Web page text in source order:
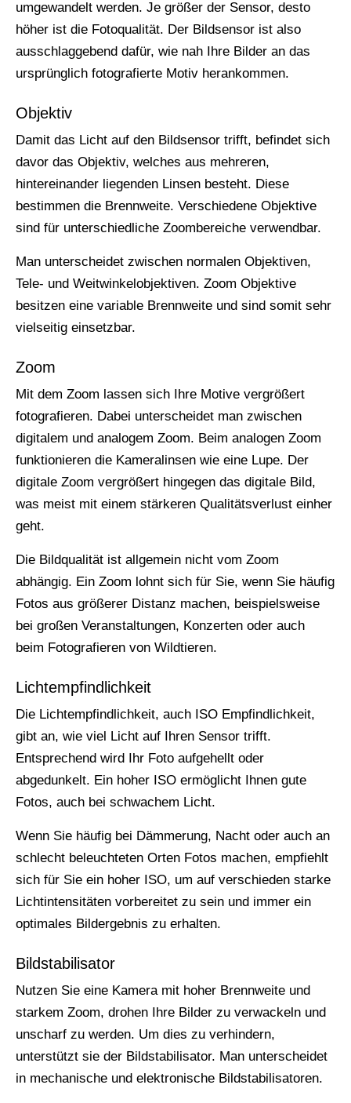
umgewandelt werden. Je größer der Sensor, desto
höher ist die Fotoqualität. Der Bildsensor ist also
ausschlaggebend dafür, wie nah Ihre Bilder an das
ursprünglich fotografierte Motiv herankommen.
Objektiv
Damit das Licht auf den Bildsensor trifft, befindet sich
davor das Objektiv, welches aus mehreren,
hintereinander liegenden Linsen besteht. Diese
bestimmen die Brennweite. Verschiedene Objektive
sind für unterschiedliche Zoombereiche verwendbar.
Man unterscheidet zwischen normalen Objektiven,
Tele- und Weitwinkelobjektiven. Zoom Objektive
besitzen eine variable Brennweite und sind somit sehr
vielseitig einsetzbar.
Zoom
Mit dem Zoom lassen sich Ihre Motive vergrößert
fotografieren. Dabei unterscheidet man zwischen
digitalem und analogem Zoom. Beim analogen Zoom
funktionieren die Kameralinsen wie eine Lupe. Der
digitale Zoom vergrößert hingegen das digitale Bild,
was meist mit einem stärkeren Qualitätsverlust einher
geht.
Die Bildqualität ist allgemein nicht vom Zoom
abhängig. Ein Zoom lohnt sich für Sie, wenn Sie häufig
Fotos aus größerer Distanz machen, beispielsweise
bei großen Veranstaltungen, Konzerten oder auch
beim Fotografieren von Wildtieren.
Lichtempfindlichkeit
Die Lichtempfindlichkeit, auch ISO Empfindlichkeit,
gibt an, wie viel Licht auf Ihren Sensor trifft.
Entsprechend wird Ihr Foto aufgehellt oder
abgedunkelt. Ein hoher ISO ermöglicht Ihnen gute
Fotos, auch bei schwachem Licht.
Wenn Sie häufig bei Dämmerung, Nacht oder auch an
schlecht beleuchteten Orten Fotos machen, empfiehlt
sich für Sie ein hoher ISO, um auf verschieden starke
Lichtintensitäten vorbereitet zu sein und immer ein
optimales Bildergebnis zu erhalten.
Bildstabilisator
Nutzen Sie eine Kamera mit hoher Brennweite und
starkem Zoom, drohen Ihre Bilder zu verwackeln und
unscharf zu werden. Um dies zu verhindern,
unterstützt sie der Bildstabilisator. Man unterscheidet
in mechanische und elektronische Bildstabilisatoren.